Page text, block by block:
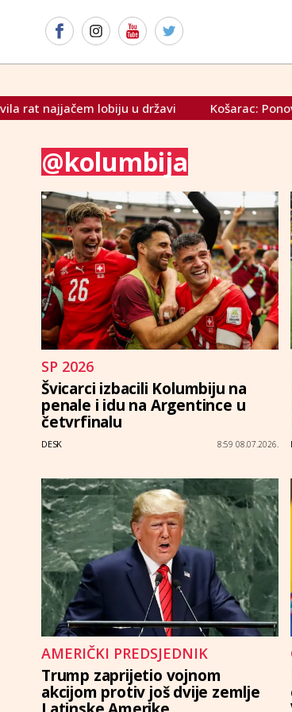
lobiju u državi Košarac: Ponovno smo
@kolumbija
SP 2026
Švicarci izbacili Kolumbiju na
penale i idu na Argentince u
četvrfinalu
DESK 8:59 08.07.2026.
AMERIČKI PREDSJEDNIK
Trump zaprijetio vojnom
akcijom protiv još dvije zemlje